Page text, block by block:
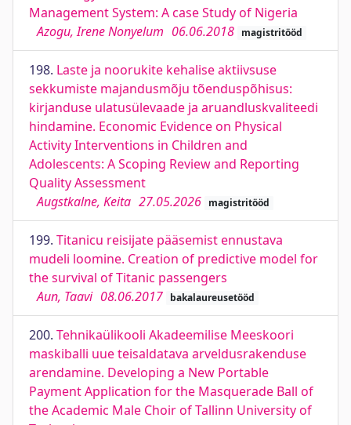
Management System: A case Study of Nigeria
Azogu, Irene Nonyelum 06.06.2018 magistritööd
198. Laste ja noorukite kehalise aktiivsuse
sekkumiste majandusmõju tõenduspõhisus:
kirjanduse ulatusülevaade ja aruandluskvaliteedi
hindamine. Economic Evidence on Physical
Activity Interventions in Children and
Adolescents: A Scoping Review and Reporting
Quality Assessment
Augstkalne, Keita 27.05.2026 magistritööd
199. Titanicu reisijate pääsemist ennustava
mudeli loomine. Creation of predictive model for
the survival of Titanic passengers
Aun, Taavi 08.06.2017 bakalaureusetööd
200. Tehnikaülikooli Akadeemilise Meeskoori
maskiballi uue teisaldatava arveldusrakenduse
arendamine. Developing a New Portable
Payment Application for the Masquerade Ball of
the Academic Male Choir of Tallinn University of